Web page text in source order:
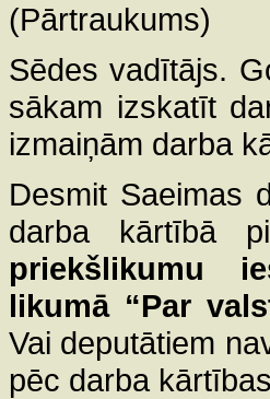
(Pārtraukums)
Sēdes vadītājs.
sākam izskatīt
izmaiņām darba
Desmit Saeimas
darba kārtībā
priekšlikumu
likumā “Par
Vai deputātiem
pēc darba